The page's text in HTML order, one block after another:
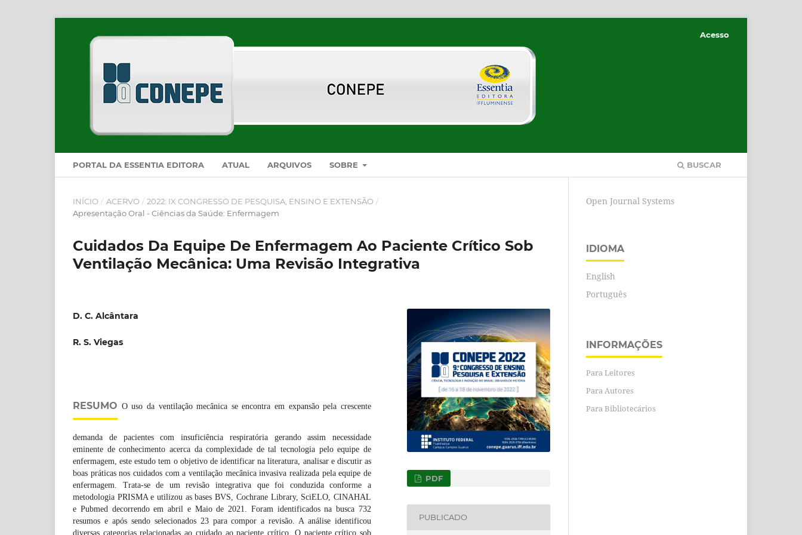
PORTAL DA ESSENTIA EDITORA ATUAL ARQUIVOS SOBRE BUSCAR
Acesso
INÍCIO / ACERVO / 2022: IX CONGRESSO DE PESQUISA, ENSINO E EXTENSÃO /
Apresentação Oral - Ciências da Saúde: Enfermagem
Cuidados Da Equipe De Enfermagem Ao Paciente Crítico Sob
Ventilação Mecânica: Uma Revisão Integrativa
D. C. Alcântara
R. S. Viegas
RESUMO O uso da ventilação mecânica se encontra em expansão pela crescente
demanda de pacientes com insuficiência respiratória gerando assim necessidade
eminente de conhecimento acerca da complexidade de tal tecnologia pelo equipe de
enfermagem, este estudo tem o objetivo de identificar na literatura, analisar e discutir as
boas práticas nos cuidados com a ventilação mecânica invasiva realizada pela equipe de
enfermagem. Trata-se de um revisão integrativa que foi conduzida conforme a
metodologia PRISMA e utilizou as bases BVS, Cochrane Library, SciELO, CINAHAL
e Pubmed decorrendo em abril e Maio de 2021. Foram identificados na busca 732
resumos e após sendo selecionados 23 para compor a revisão. A análise identificou
diversas categorias relacionadas ao cuidado ao paciente crítico. O paciente crítico sob
PDF
PUBLICADO
Open Journal Systems
IDIOMA
English
Português
INFORMAÇÕES
Para Leitores
Para Autores
Para Bibliotecários